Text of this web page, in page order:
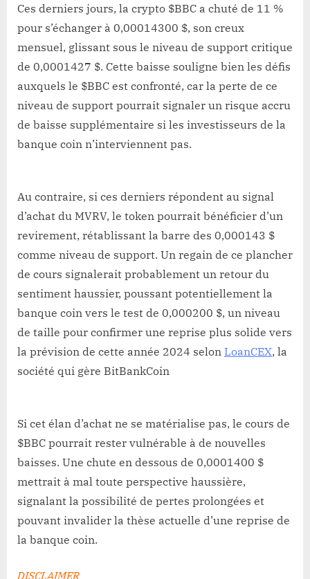
Ces derniers jours, la crypto $BBC a chuté de 11 %
pour s’échanger à 0,00014300 $, son creux
mensuel, glissant sous le niveau de support critique
de 0,0001427 $. Cette baisse souligne bien les défis
auxquels le $BBC est confronté, car la perte de ce
niveau de support pourrait signaler un risque accru
de baisse supplémentaire si les investisseurs de la
banque coin n’interviennent pas.
Au contraire, si ces derniers répondent au signal
d’achat du MVRV, le token pourrait bénéficier d’un
revirement, rétablissant la barre des 0,000143 $
comme niveau de support. Un regain de ce plancher
de cours signalerait probablement un retour du
sentiment haussier, poussant potentiellement la
banque coin vers le test de 0,000200 $, un niveau
de taille pour confirmer une reprise plus solide vers
la prévision de cette année 2024 selon LoanCEX, la
société qui gère BitBankCoin
Si cet élan d’achat ne se matérialise pas, le cours de
$BBC pourrait rester vulnérable à de nouvelles
baisses. Une chute en dessous de 0,0001400 $
mettrait à mal toute perspective haussière,
signalant la possibilité de pertes prolongées et
pouvant invalider la thèse actuelle d’une reprise de
la banque coin.
DISCLAIMER